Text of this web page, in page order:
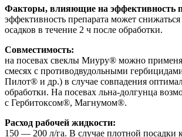
Факторы, влияющие на эффективность
эффективность препарата может
осадков в течение 2 ч после обработки.
Совместимость:
на посевах свеклы Миуру® можно
смесях с противодвудольными
Пилот® и др.) в случае совпадения
обработки. На посевах льна-долгунца
с Гербитоксом®, Магнумом®.
Расход рабочей жидкости:
150 — 200 л/га. В случае плотной посадки